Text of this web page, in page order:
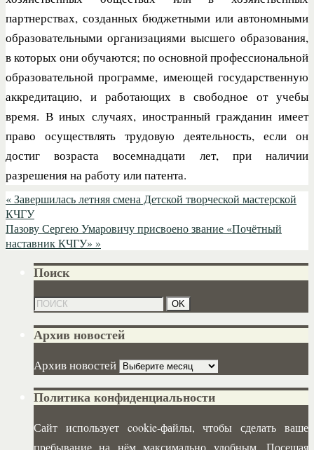
партнерствах, созданных бюджетными или автономными
образовательными организациями высшего образования,
в которых они обучаются; по основной профессиональной
образовательной программе, имеющей государственную
аккредитацию, и работающих в свободное от учебы
время. В иных случаях, иностранный гражданин имеет
право осуществлять трудовую деятельность, если он
достиг возраста восемнадцати лет, при наличии
разрешения на работу или патента.
«Завершилась летняя смена Детской творческой мастерской
КЧГУ
Пазову Сергею Умаровичу присвоено звание «Почётный
наставник КЧГУ» »
Поиск
Архив новостей
Архив новостей
Политика конфиденциальности
Сайт использует cookie-файлы, чтобы сделать ваше
пребывание на нём максимально удобным. Посещая